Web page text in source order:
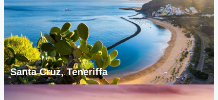
Santa Cruz, Teneriffa